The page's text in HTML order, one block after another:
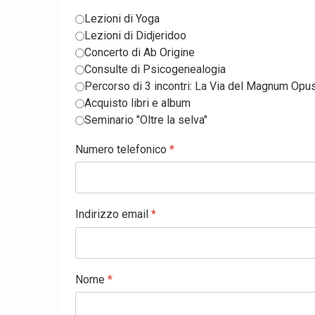
Lezioni di Yoga
Lezioni di Didjeridoo
Concerto di Ab Origine
Consulte di Psicogenealogia
Percorso di 3 incontri: La Via del Magnum
Acquisto libri e album
Seminario "Oltre la selva"
Numero telefonico *
Indirizzo email *
Nome *